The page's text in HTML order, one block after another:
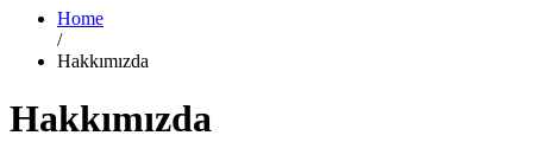
Home
/
Hakkımızda
Hakkımızda